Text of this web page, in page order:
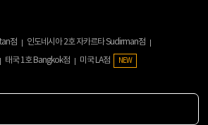
점
인도네시아 2호 자카르타 Sudirman점
태국 1호 Bangkok점 미국 LA점 NEW